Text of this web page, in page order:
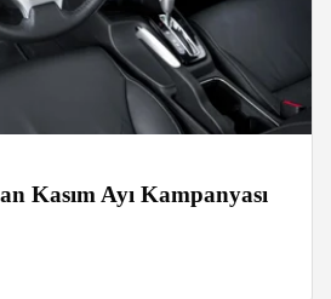
Kasım Ayı Kampanyası